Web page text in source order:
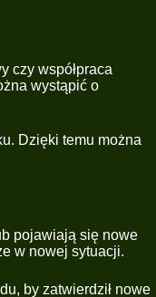
czy współpraca
wystąpić o
Dzięki temu można
pojawiają się nowe
w nowej sytuacji.
by zatwierdził nowe